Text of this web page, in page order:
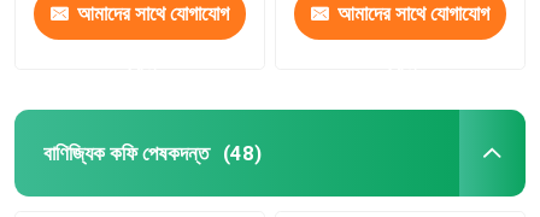
আমাদের সাথে যোগাযোগ আমাদের সাথে যোগাযোগ
বাণিজ্যিক কফি পেষকদন্ত (48)